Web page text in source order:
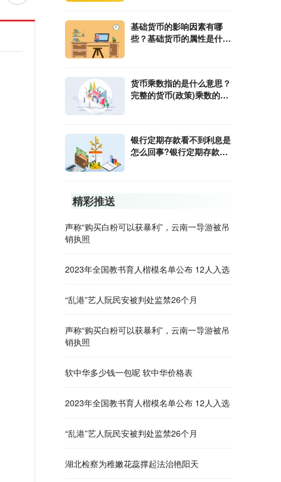
基础货币的影响因素有哪
些？基础货币的属性是什
货币乘数指的是什么意思？
完整的货币(政策)乘数的计
银行定期存款看不到利息是
怎么回事?银行定期存款利
精彩推送
声称“购买白粉可以获暴利”，云南一导游被吊
销执照
2023年全国教书育人楷模名单公布 12人入选
“乱港”艺人阮民安被判处监禁26个月
声称“购买白粉可以获暴利”，云南一导游被吊
销执照
软中华多少钱一包呢 软中华价格表
2023年全国教书育人楷模名单公布 12人入选
“乱港”艺人阮民安被判处监禁26个月
湖北检察为稚嫩花蕊撑起法治艳阳天